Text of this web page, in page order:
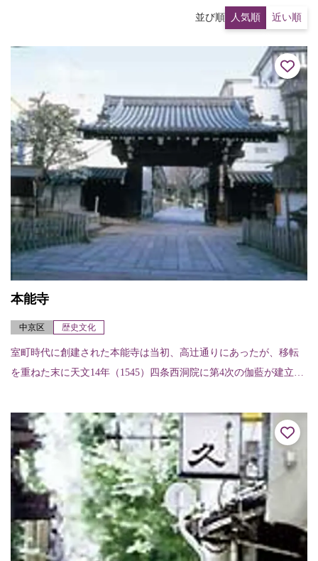
並び順 人気順 近い順
本能寺
中京区 歴史文化
室町時代に創建された本能寺は当初、高辻通りにあったが、移転
を重ねた末に天文14年（1545）四条西洞院に第4次の伽藍が建立さ
に移さ...